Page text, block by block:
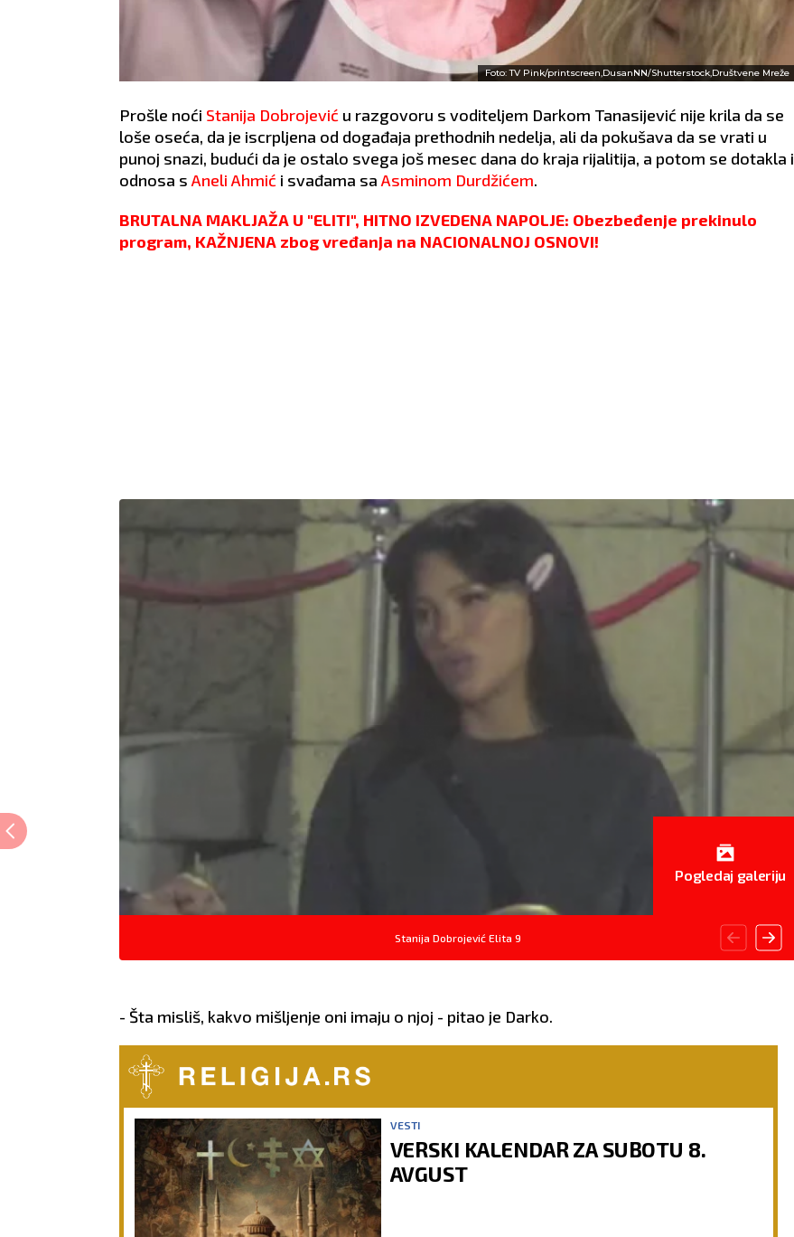
Foto: TV Pink/printscreen,DusanNN/Shutterstock,Društvene Mreže
Prošle noći Stanija Dobrojević u razgovoru s voditeljem Darkom Tanasijević nije krila da se
loše oseća, da je iscrpljena od događaja prethodnih nedelja, ali da pokušava da se vrati u
punoj snazi, budući da je ostalo svega još mesec dana do kraja rijalitija, a potom se dotakla i
odnosa s Aneli Ahmić i svađama sa Asminom Durdžićem.
BRUTALNA MAKLJAŽA U "ELITI", HITNO IZVEDENA NAPOLJE: Obezbeđenje prekinulo
program, KAŽNJENA zbog vređanja na NACIONALNOJ OSNOVI!
Stanija Dobrojević Elita 9
Pogledaj galeriju
- Šta misliš, kakvo mišljenje oni imaju o njoj - pitao je Darko.
VESTI
VERSKI KALENDAR ZA SUBOTU 8.
AVGUST